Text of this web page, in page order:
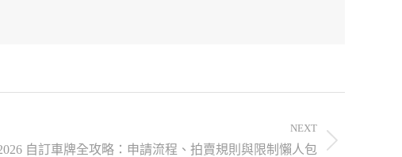
NEXT
自訂車牌全攻略：申請流程、拍賣規則與限制懶人包